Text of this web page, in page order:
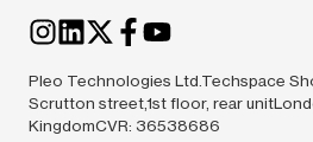
Pleo Technologies Ltd.Techspace
Scrutton street,1st floor, rear
KingdomCVR: 36538686